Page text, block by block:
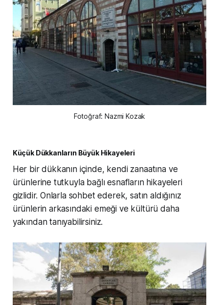
Fotoğraf: Nazmi Kozak
Küçük Dükkanların Büyük Hikayeleri
Her bir dükkanın içinde, kendi zanaatına ve
ürünlerine tutkuyla bağlı esnafların hikayeleri
gizlidir. Onlarla sohbet ederek, satın aldığınız
ürünlerin arkasındaki emeği ve kültürü daha
yakından tanıyabilirsiniz.